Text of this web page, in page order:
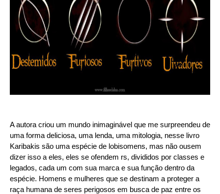
A autora criou um mundo inimaginável que me surpreendeu de
uma forma deliciosa, uma lenda, uma mitologia, nesse livro
Karibakis são uma espécie de lobisomens, mas não ousem
dizer isso a eles, eles se ofendem rs, divididos por classes e
legados, cada um com sua marca e sua função dentro da
espécie. Homens e mulheres que se destinam a proteger a
raça humana de seres perigosos em busca de paz entre os